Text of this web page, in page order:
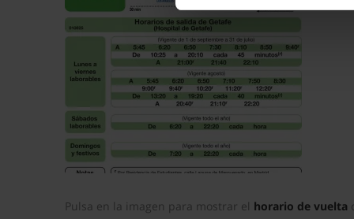
La publicidad digital
por ejemplo, la dirección IP,
para mantener activa esta
navegación aceptando la
el seguimiento y análisis
mostrarte publicidad y
opción
funcionamiento del sitio
Pulsa en la imagen para mostrar el horario de vuelta